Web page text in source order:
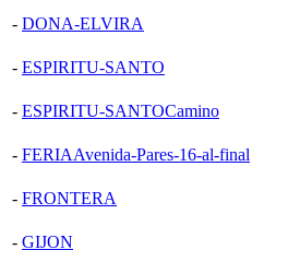
- DONA-ELVIRA
- ESPIRITU-SANTO
- ESPIRITU-SANTOCamino
- FERIAAvenida-Pares-16-al-final
- FRONTERA
- GIJON